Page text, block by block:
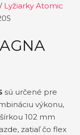
/ Lyžiarky Atomic
sú určené pre
výkonu,
102 mm
zatiaľ čo flex